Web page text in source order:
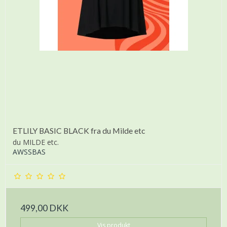
ETLILY BASIC BLACK fra du Milde etc
du MILDE etc.
AWSSBAS
499,00 DKK
Vis produkt